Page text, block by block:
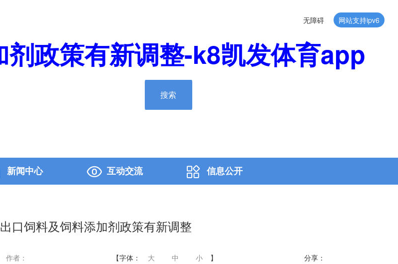
无障碍 网站支持ipv6
政策有新调整-k8凯发体育app
搜索
新闻中心 互动交流 信息公开
口饲料及饲料添加剂政策有新调整
作者： 【字体： 大 中 小 】 分享：